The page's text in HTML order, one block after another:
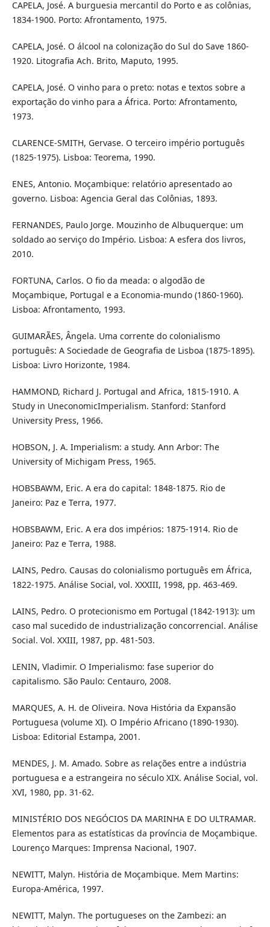
CAPELA, José. A burguesia mercantil do Porto e as colônias,
1834-1900. Porto: Afrontamento, 1975.
CAPELA, José. O álcool na colonização do Sul do Save 1860-
1920. Litografia Ach. Brito, Maputo, 1995.
CAPELA, José. O vinho para o preto: notas e textos sobre a
exportação do vinho para a África. Porto: Afrontamento,
1973.
CLARENCE-SMITH, Gervase. O terceiro império português
(1825-1975). Lisboa: Teorema, 1990.
ENES, Antonio. Moçambique: relatório apresentado ao
governo. Lisboa: Agencia Geral das Colônias, 1893.
FERNANDES, Paulo Jorge. Mouzinho de Albuquerque: um
soldado ao serviço do Império. Lisboa: A esfera dos livros,
2010.
FORTUNA, Carlos. O fio da meada: o algodão de
Moçambique, Portugal e a Economia-mundo (1860-1960).
Lisboa: Afrontamento, 1993.
GUIMARÃES, Ângela. Uma corrente do colonialismo
português: A Sociedade de Geografia de Lisboa (1875-1895).
Lisboa: Livro Horizonte, 1984.
HAMMOND, Richard J. Portugal and Africa, 1815-1910. A
Study in UneconomicImperialism. Stanford: Stanford
University Press, 1966.
HOBSON, J. A. Imperialism: a study. Ann Arbor: The
University of Michigam Press, 1965.
HOBSBAWM, Eric. A era do capital: 1848-1875. Rio de
Janeiro: Paz e Terra, 1977.
HOBSBAWM, Eric. A era dos impérios: 1875-1914. Rio de
Janeiro: Paz e Terra, 1988.
LAINS, Pedro. Causas do colonialismo português em África,
1822-1975. Análise Social, vol. XXXIII, 1998, pp. 463-469.
LAINS, Pedro. O protecionismo em Portugal (1842-1913): um
caso mal sucedido de industrialização concorrencial. Análise
Social. Vol. XXIII, 1987, pp. 481-503.
LENIN, Vladimir. O Imperialismo: fase superior do
capitalismo. São Paulo: Centauro, 2008.
MARQUES, A. H. de Oliveira. Nova História da Expansão
Portuguesa (volume XI). O Império Africano (1890-1930).
Lisboa: Editorial Estampa, 2001.
MENDES, J. M. Amado. Sobre as relações entre a indústria
portuguesa e a estrangeira no século XIX. Análise Social, vol.
XVI, 1980, pp. 31-62.
MINISTÉRIO DOS NEGÓCIOS DA MARINHA E DO ULTRAMAR.
Elementos para as estatísticas da província de Moçambique.
Lourenço Marques: Imprensa Nacional, 1907.
NEWITT, Malyn. História de Moçambique. Mem Martins:
Europa-América, 1997.
NEWITT, Malyn. The portugueses on the Zambezi: an